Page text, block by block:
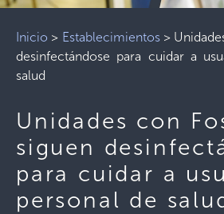
Inicio > Establecimientos>
desinfectándose para cuidar a
salud
Unidades con
siguen
para cuidar a
personal de